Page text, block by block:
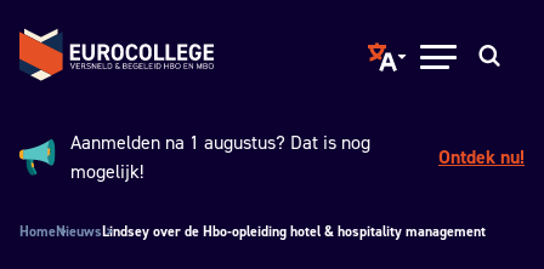
Spring naar hoofdinhoud
Terug naar de homepage
Translate page to
Open menu
Aankondiging:
Aanmelden na 1 augustus? Dat is nog
mogelijk!
Ontdek nu!
HomeNieuwsLindsey over de Hbo-opleiding hotel & hospitality management